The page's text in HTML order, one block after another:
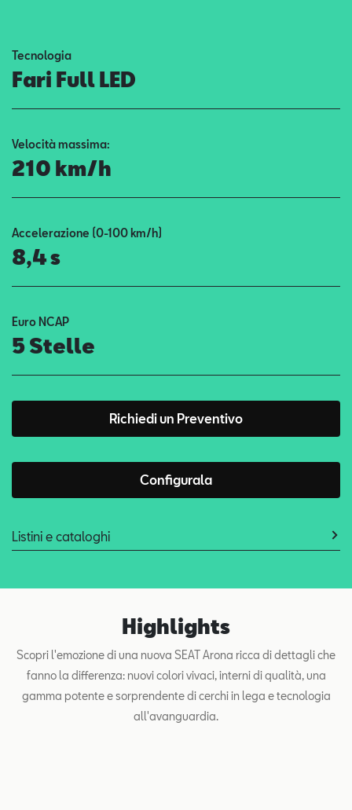
Configuratore
Tecnologia
Fari Full LED
Velocità massima:
210 km/h
Accelerazione (0-100 km/h)
8,4 s
Euro NCAP
5 Stelle
Richiedi un Preventivo
Configurala
Listini e cataloghi
Highlights
Scopri l'emozione di una nuova SEAT Arona ricca di dettagli che
fanno la differenza: nuovi colori vivaci, interni di qualità, una
gamma potente e sorprendente di cerchi in lega e tecnologia
all'avanguardia.